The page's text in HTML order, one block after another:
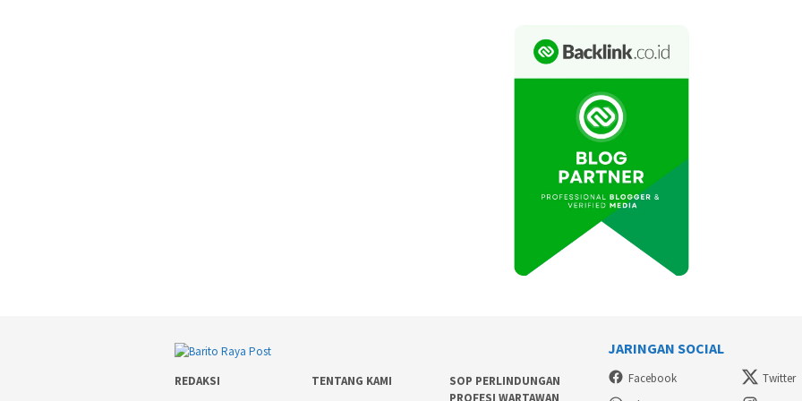
REDAKSI TENTANG KAMI
SOP PERLINDUNGAN
PROFESI WARTAWAN
JARINGAN SOCIAL
Facebook Twitter